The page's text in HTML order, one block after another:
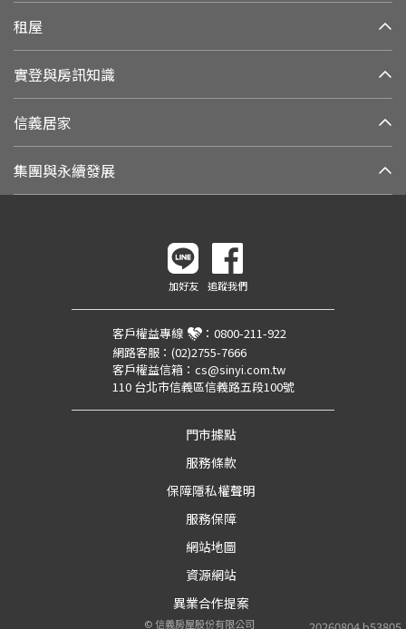
租屋
實登與房訊知識
信義居家
集團與永續發展
加好友 追蹤我們
客戶權益專線 ： 0800-211-922
網路客服： (02)2755-7666
客戶權益信箱： cs@sinyi.com.tw
110 台北市信義區信義路五段100號
門市據點
服務條款
保障隱私權聲明
服務保障
網站地圖
資源網站
異業合作提案
©信義房屋股份有限公司